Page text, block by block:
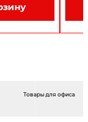
Товары для офиса